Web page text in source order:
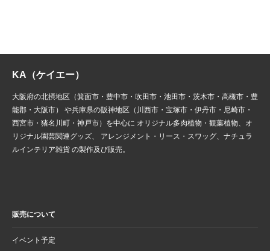
KA（ケイエー）
大阪府の北摂地区（箕面市 ・ 豊中市 ・ 吹田市 ・ 池田市 ・ 茨木市 ・ 高槻市 ・豊
能郡・ 大阪市） や兵庫県の阪神地区 （ 川西市 ・ 宝塚市 ・ 伊丹市・ 尼崎市・
西宮市・ 猪名川町・ 神戸市）を中心に オリジナル多肉植物 ・ 観葉植物、オ
リジナル園芸関連グッズ、 アレンジメント ・ リース ・ スワッグ、 ナチュラ
ルインテリア雑貨 の製作及び販売。
販売について
イベント予定